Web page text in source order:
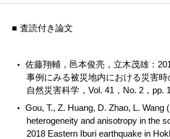
査読付き論文
佐藤翔輔，邑本俊亮，立木茂雄：
事例にみる被災地内における災害時
自然災害科学，Vol. 41，No. 2，pp.
Gou, T., Z. Huang, D. Zhao, L. Wang
heterogeneity and anisotropy in the
2018 Eastern Iburi earthquake in